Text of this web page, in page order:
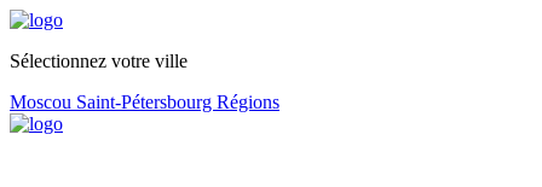
Sélectionnez votre ville
Moscou Saint-Pétersbourg Régions